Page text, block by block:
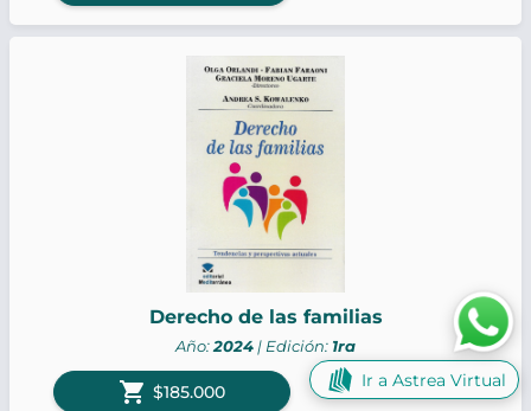
Derecho de las familias
Año:2024 | Edición: 1ra
shopping_cart $185.000 Sin versión digital
Ir a Astrea Virtual